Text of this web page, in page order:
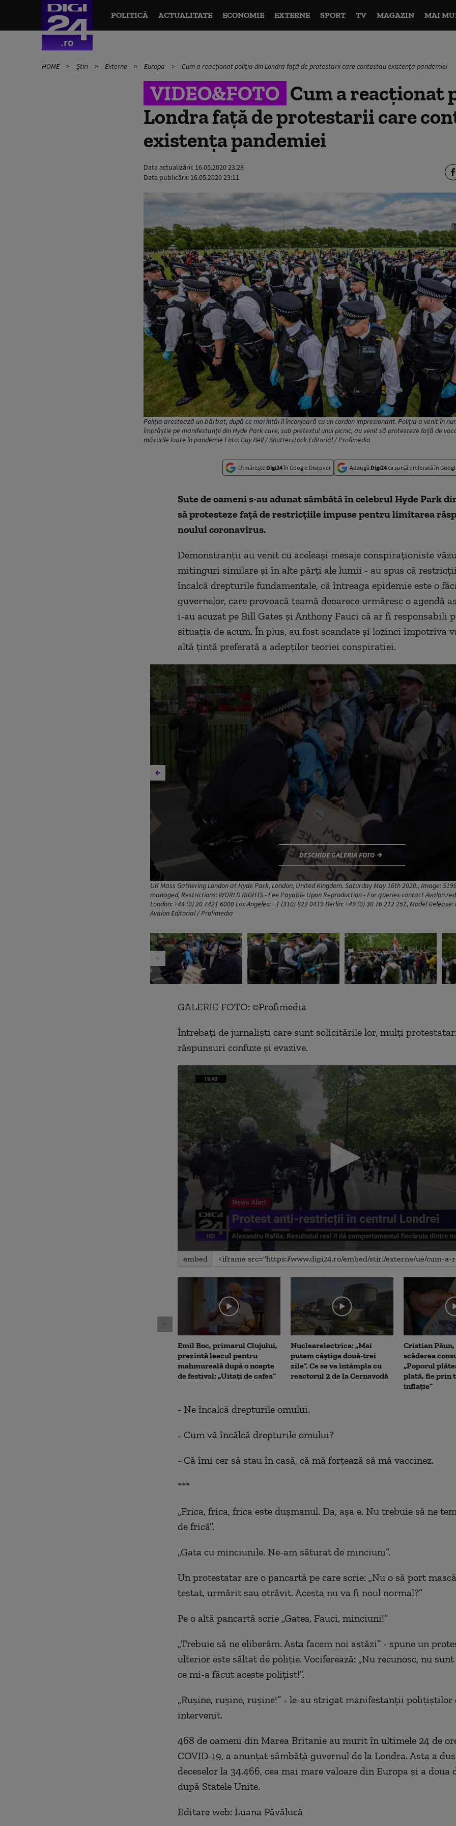
POLITICĂ ACTUALITATE ECONOMIE EXTERNE SPORT TV MAGAZIN MAI
HOME Știri Externe Europa Cum a reacționat poliția din Londra față de protestarii care contestau existența pandemiei
VIDEO&FOTO Cum a reacționat
Londra față de protestarii care
existența pandemiei
Data actualizării: 16.05.2020 23:28
Data publicării: 16.05.2020 23:11
Poliția arestează un bărbat, după ce mai întâi îl înconjoară cu un cordon impresionant. Poliția a venit în
împrăștie pe manifestanții din Hyde Park care, sub pretextul unui picnic, au venit să protesteze față de
măsurile luate în pandemie Foto: Guy Bell / Shutterstock Editorial / Profimedia
Urmărește Digi24în Google Discover Adaugă Digi24ca sursă preferată în
Sute de oameni s-au adunat sâmbătăîn celebrul Hyde Park
să protesteze față de restricțiile impuse pentru limitarea
noului coronavirus.
Demonstranții au venit cu aceleași mesaje conspiraționiste
mitinguri similare și în alte părți ale lumii - au spus că
încalcă drepturile fundamentale, că întreaga epidemie este o
guvernelor, care provoacă teamă deoarece urmăresc o agendă
i-au acuzat pe Bill Gates și Anthony Fauci că ar fi responsabili
situația de acum. În plus, au fost scandate și lozinci împotriva
altă țintă preferată a adepților teoriei conspirației.
UK Mass Gathering London at Hyde Park, London, United Kingdom. Saturday May 16th 2020., Image:
managed, Restrictions: WORLD RIGHTS - Fee Payable Upon Reproduction - For queries contact
London: +44 (0) 20 7421 6000 Los Angeles: +1 (310) 822 0419 Berlin: +49 (0) 30 76 212 251, Model
Avalon Editorial / Profimedia
DESCHIDE GALERIA FOTO
GALERIE FOTO: ©Profimedia
Întrebați de jurnaliști care sunt solicitările lor, mulți
răspunsuri confuze și evazive.
0
seconds
1
seconds
Volume
embed
Emil Boc, primarul Clujului,
prezintă leacul pentru
mahmureală după o noapte
de festival: „Uitați de cafea”
Nuclearelectrica: „Mai
putem câștiga două-trei
zile”. Ce se va întâmpla cu
reactorul 2 de la Cernavodă
Cristian Păun,
scăderea
„Poporul
plată, fie prin
inflație”
- Ne încalcă drepturile omului.
- Cum vă încălcă drepturile omului?
- Că îmi cer să stau în casă, că mă forțează să mă vaccinez.
***
„Frica, frica, frica este dușmanul. Da, așa e. Nu trebuie să ne
de frică”.
„Gata cu minciunile. Ne-am săturat de minciuni”.
Un protestatar are o pancartă pe care scrie: „Nu o să port
testat, urmărit sau otrăvit. Acesta nu va fi noul normal?”
Pe o altă pancartă scrie „Gates, Fauci, minciuni!”
„Trebuie să ne eliberăm. Asta facem noi astăzi” - spune un
ulterior este săltat de poliție. Vociferează: „Nu recunosc, nu
ce mi-a făcut aceste polițist!”.
„Rușine, rușine, rușine!” - le-au strigat manifestanții polițiștilor
intervenit.
468 de oameni din Marea Britanie au murit în ultimele 24 de
COVID-19, a anunţat sâmbătă guvernul de la Londra. Asta a
deceselor la 34.466, cea mai mare valoare din Europa şi a doua
după Statele Unite.
Editare web: Luana Păvălucă